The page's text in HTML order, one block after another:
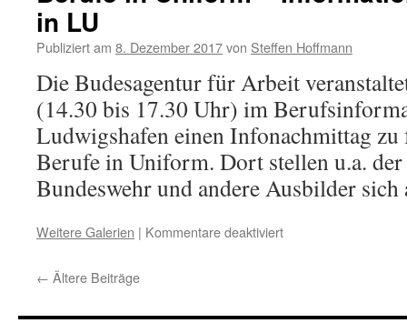
in LU
Publiziert am 8. Dezember 2017von Steffen Hoffmann
Die Budesagentur für Arbeit
(14.30 bis 17.30 Uhr) im
Ludwigshafen einen Infonachmittag zu
Berufe in Uniform. Dort stellen u.a.
Bundeswehr und andere Ausbilder
Weitere Galerien | Kommentare deaktiviert
← Ältere Beiträge